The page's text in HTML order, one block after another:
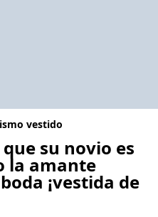
vestido
su novio es
la amante
¡vestida de